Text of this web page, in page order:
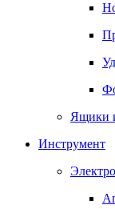
Ящики
Инструмент